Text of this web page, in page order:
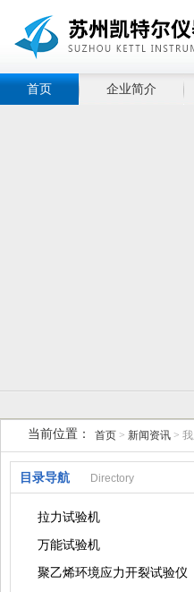
首页 企业简介
当前位置： 首页 > 新闻资讯 >
目录导航 Directory
拉力试验机
万能试验机
聚乙烯环境应力开裂试验仪